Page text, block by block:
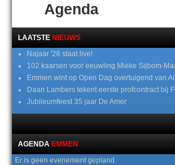
Agenda
LAATSTE NIEUWS
Najaar '26 staat live!
102 kaarsen voor eeuwling Mieke Sijbom-
Emmen wint op Open Dag overtuigend van
Daan Lambers tekent eerste profcontract bij
Jubileumfeest 35 jaar De Amer
AGENDA EMMEN
Er is geen evenement gepland.